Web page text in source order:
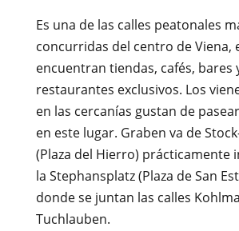
Es una de las calles peatonales
concurridas del centro de Viena,
encuentran tiendas, cafés, bares
restaurantes exclusivos. Los
en las cercanías gustan de
en este lugar. Graben va de
(Plaza del Hierro) prácticamente
la Stephansplatz (Plaza de San
donde se juntan las calles
Tuchlauben.